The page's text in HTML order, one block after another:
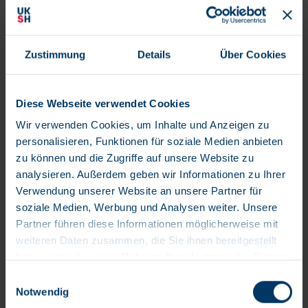
Zustimmung Details Über Cookies
Diese Webseite verwendet Cookies
Wir verwenden Cookies, um Inhalte und Anzeigen zu
personalisieren, Funktionen für soziale Medien anbieten
zu können und die Zugriffe auf unsere Website zu
analysieren. Außerdem geben wir Informationen zu Ihrer
Verwendung unserer Website an unsere Partner für
soziale Medien, Werbung und Analysen weiter. Unsere
Partner führen diese Informationen möglicherweise mit
weiteren Daten zusammen, die Sie ihnen bereitgestellt
Notwendig
Das zeichnet Sie aus:
wünschenswerterweise mit der Vertiefung Pädiatrie,
Gesundheits- und Kinderkrankenpfleger /
Gesundheits- und Kinderkrankenpflegerin /
Kinderkrankenschwester / Kinderkrankenpfleger
oder Gesundheits- und Krankenpfleger /
Gesundheits- und Krankenpflegerin
Aktuelles Pflegefachwissen und das Interesse an der
eigenen Fort- und Weiterbildung
Interesse und Engagement an der aktiven
Unterstützung und Mitgestaltung pflegerischer und
Eigenverantwortung, Organisationsfähigkeit,